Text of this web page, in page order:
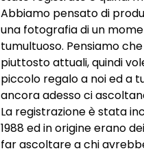
Abbiamo pensato di
una fotografia di un
tumultuoso. Pensiamo
piuttosto attuali, quindi
piccolo regalo a noi ed a
ancora adesso ci
La registrazione è stata
1988 ed in origine erano
far ascoltare a chi